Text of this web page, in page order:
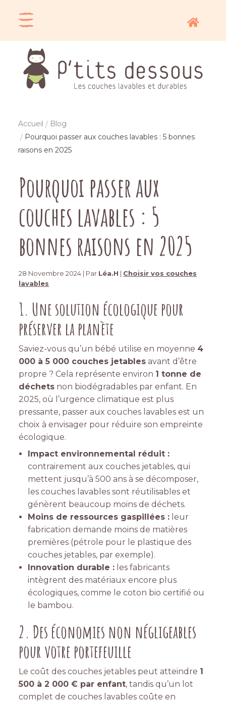
Accueil
Blog
Pourquoi passer aux couches lavables : 5 bonnes
raisons en 2025
Pourquoi passer aux
couches lavables : 5
bonnes raisons en 2025
28 Novembre 2024 | Par Léa.H
Choisir vos couches
lavables
1. Une solution écologique pour
préserver la planète
Saviez-vous qu’un bébé utilise en moyenne 4
000 à 5 000 couches jetables avant d’être
propre ? Cela représente environ 1 tonne de
déchets non biodégradables par enfant. En
2025, où l’urgence climatique est plus
pressante, passer aux couches lavables est un
choix à envisager pour réduire son empreinte
écologique.
Impact environnemental réduit :
contrairement aux couches jetables, qui
mettent jusqu’à 500 ans à se décomposer,
les couches lavables sont réutilisables et
génèrent beaucoup moins de déchets.
Moins de ressources gaspillées : leur
fabrication demande moins de matières
premières (pétrole pour le plastique des
couches jetables, par exemple).
Innovation durable : les fabricants
intègrent des matériaux encore plus
écologiques, comme le coton bio certifié ou
le bambou.
2. Des économies non négligeables
pour votre portefeuille
Le coût des couches jetables peut atteindre 1
500 à 2 000 € par enfant, tandis qu’un lot
complet de couches lavables coûte en